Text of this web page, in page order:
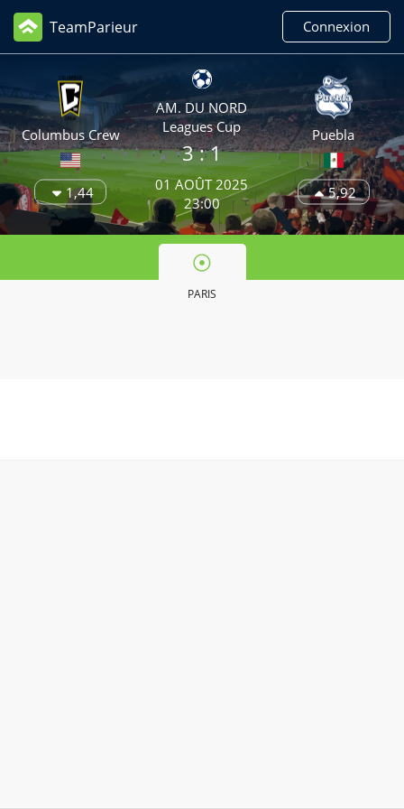
TeamParieur Connexion
Columbus Crew
1,44
AM. DU NORD
Leagues Cup
3: 1
01 AOÛT 2025
23:00
Puebla
5,92
PARIS